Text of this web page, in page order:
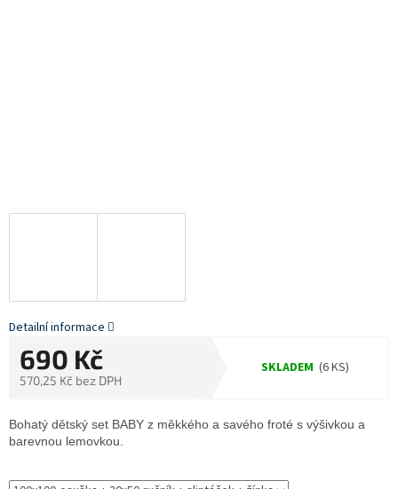
690 Kč
570,25 Kč bez DPH
SKLADEM (6 KS)
Bohatý dětský set BABY z měkkého a savého froté s výšivkou a
barevnou lemovkou.
Detailní informace